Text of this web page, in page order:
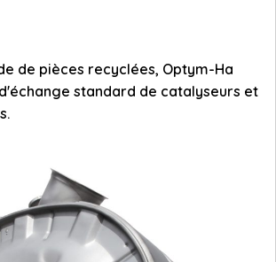
de pièces recyclées, Optym-Ha
standard de catalyseurs et